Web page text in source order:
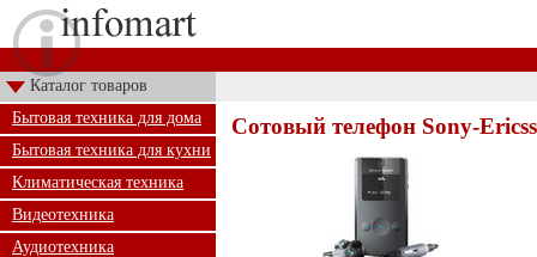
Каталог товаров
Бытовая техника для дома
Бытовая техника для кухни
Климатическая техника
Видеотехника
Аудиотехника
Сотовый телефон Sony-